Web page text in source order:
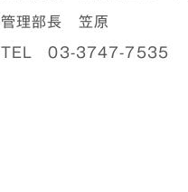
管理部長 笠原
TEL 03-3747-7535